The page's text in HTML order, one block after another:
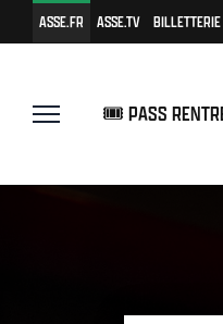
ASSE.FR ASSE.TV BILLETTERIE
🎟️ PASS